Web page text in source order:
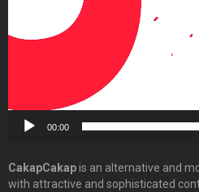
00:00
CakapCakapis an alternative and
with attractive and sophisticated